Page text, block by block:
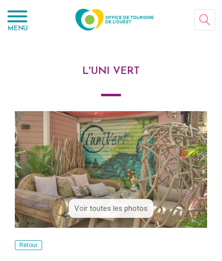
MENU
L'UNI VERT
Voir toutes les photos
Retour